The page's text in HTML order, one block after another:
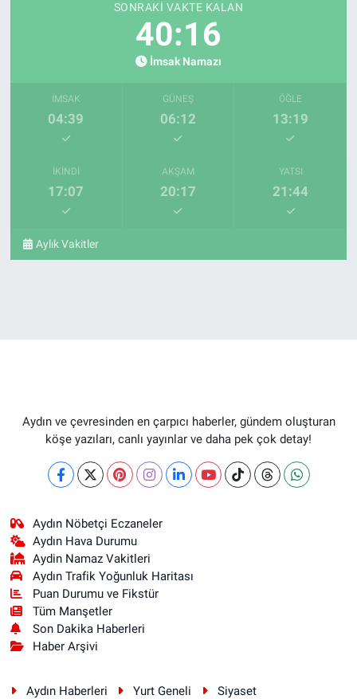
SONRAKI VAKTE KALAN
40:14
İmsak Namazı
İMSAK
04:39
GÜNEŞ
06:12
ÖĞLE
13:19
İKINDI
17:07
AKŞAM
20:17
YATSI
21:44
Aylık Vakitler
Aydın ve çevresinden en çarpıcı haberler, gündem oluşturan
köşe yazıları, canlı yayınlar ve daha pek çok detay!
Aydın Nöbetçi Eczaneler
Aydın Hava Durumu
Aydin Namaz Vakitleri
Aydın Trafik Yoğunluk Haritası
Puan Durumu ve Fikstür
Tüm Manşetler
Son Dakika Haberleri
Haber Arşivi
Aydın Haberleri Yurt Geneli Siyaset